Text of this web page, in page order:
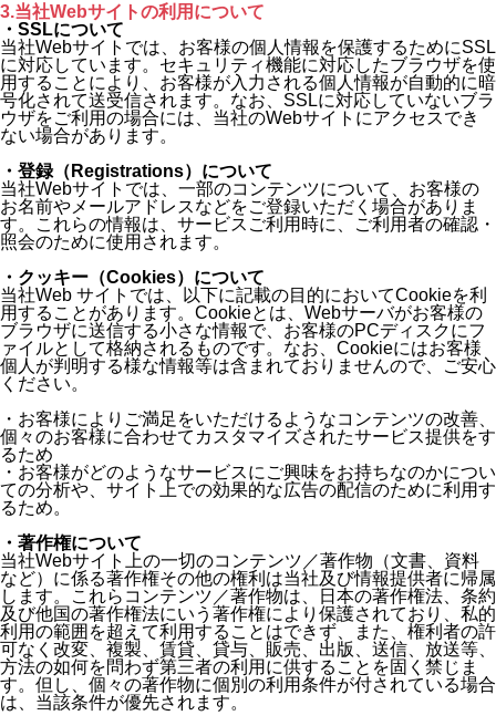
3.当社Webサイトの利用について
・SSLについて
当社Webサイトでは、お客様の個人情報を保護するためにSSL
に対応しています。セキュリティ機能に対応したブラウザを使
用することにより、お客様が入力される個人情報が自動的に暗
号化されて送受信されます。なお、SSLに対応していないブラ
ウザをご利用の場合には、当社のWebサイトにアクセスでき
ない場合があります。
・登録（Registrations）について
当社Webサイトでは、一部のコンテンツについて、お客様の
お名前やメールアドレスなどをご登録いただく場合がありま
す。これらの情報は、サービスご利用時に、ご利用者の確認・
照会のために使用されます。
・クッキー（Cookies）について
当社Web サイトでは、以下に記載の目的においてCookieを利
用することがあります。Cookieとは、Webサーバがお客様の
ブラウザに送信する小さな情報で、お客様のPCディスクにフ
ァイルとして格納されるものです。なお、Cookieにはお客様
個人が判明する様な情報等は含まれておりませんので、ご安心
ください。
・お客様によりご満足をいただけるようなコンテンツの改善、
個々のお客様に合わせてカスタマイズされたサービス提供をす
るため
・お客様がどのようなサービスにご興味をお持ちなのかについ
ての分析や、サイト上での効果的な広告の配信のために利用す
るため。
・著作権について
当社Webサイト上の一切のコンテンツ／著作物（文書、資料
など）に係る著作権その他の権利は当社及び情報提供者に帰属
します。これらコンテンツ／著作物は、日本の著作権法、条約
及び他国の著作権法にいう著作権により保護されており、私的
利用の範囲を超えて利用することはできず、また、権利者の許
可なく改変、複製、賃貸、貸与、販売、出版、送信、放送等、
方法の如何を問わず第三者の利用に供することを固く禁じま
す。但し、個々の著作物に個別の利用条件が付されている場合
は、当該条件が優先されます。